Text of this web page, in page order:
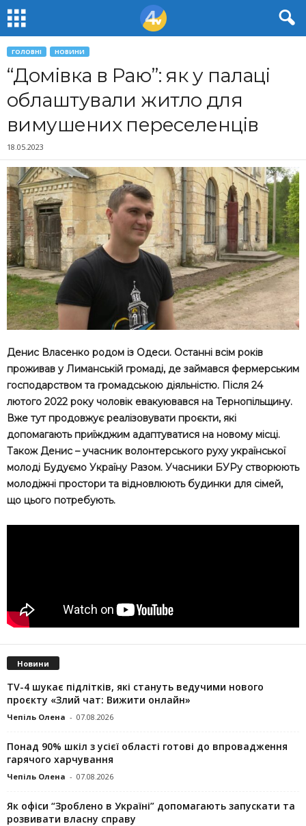
ГОЛОВНІ НОВИНИ
“Домівка в Раю”: як у палаці
облаштували житло для
вимушених переселенців
18.05.2023
Денис Власенко родом із Одеси. Останні всім років
проживав у Лиманській громаді, де займався фермерським
господарством та громадською діяльністю. Після 24
лютого 2022 року чоловік евакуювався на Тернопільщину.
Вже тут продовжує реалізовувати проєкти, які
допомагають приїжджим адаптуватися на новому місці.
Також Денис – учасник волонтерського руху української
молоді Будуємо Україну Разом. Учасники БУРу створюють
молодіжні простори та відновлюють будинки для сімей,
що цього потребують.
Новини
TV-4 шукає підлітків, які стануть ведучими нового
проєкту «Злий чат: Вижити онлайн»
Чепіль Олена - 07.08.2026
Понад 90% шкіл з усієї області готові до впровадження
гарячого харчування
Чепіль Олена - 07.08.2026
Як офіси “Зроблено в Україні” допомагають запускaти та
розвивати власну справу